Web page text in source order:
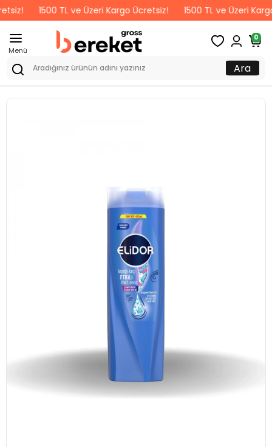
1500 TL ve Üzeri Kargo Ücretsiz! 1500 TL ve Üzeri Kargo
Menü
0
Ara